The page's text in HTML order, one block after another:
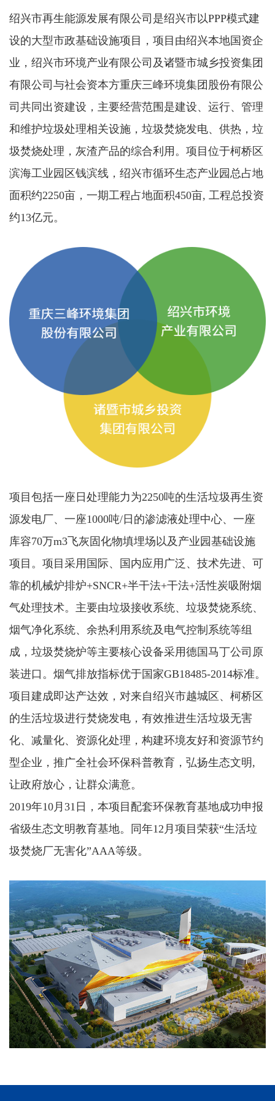
绍兴市再生能源发展有限公司是绍兴市以PPP模式建
设的大型市政基础设施项目，项目由绍兴本地国资企
业，绍兴市环境产业有限公司及诸暨市城乡投资集团
有限公司与社会资本方重庆三峰环境集团股份有限公
司共同出资建设，主要经营范围是建设、运行、管理
和维护垃圾处理相关设施，垃圾焚烧发电、供热，垃
圾焚烧处理，灰渣产品的综合利用。项目位于柯桥区
滨海工业园区钱滨线，绍兴市循环生态产业园总占地
面积约2250亩，一期工程占地面积450亩, 工程总投资
约13亿元。
项目包括一座日处理能力为2250吨的生活垃圾再生资
源发电厂、一座1000吨/日的渗滤液处理中心、一座
库容70万m3飞灰固化物填埋场以及产业园基础设施
项目。项目采用国际、国内应用广泛、技术先进、可
靠的机械炉排炉+SNCR+半干法+干法+活性炭吸附烟
气处理技术。主要由垃圾接收系统、垃圾焚烧系统、
烟气净化系统、余热利用系统及电气控制系统等组
成，垃圾焚烧炉等主要核心设备采用德国马丁公司原
装进口。烟气排放指标优于国家GB18485-2014标准。
项目建成即达产达效，对来自绍兴市越城区、柯桥区
的生活垃圾进行焚烧发电，有效推进生活垃圾无害
化、减量化、资源化处理，构建环境友好和资源节约
型企业，推广全社会环保科普教育，弘扬生态文明,
让政府放心，让群众满意。
2019年10月31日，本项目配套环保教育基地成功申报
省级生态文明教育基地。同年12月项目荣获“生活垃
圾焚烧厂无害化”AAA等级。